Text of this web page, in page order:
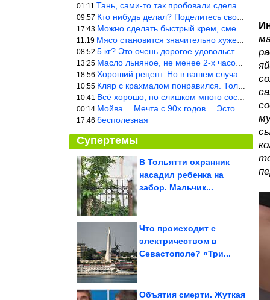
01:11 Тань, сами-то так пробовали сделать? Ерунда же получится. Нет, с
09:57 Кто нибудь делал? Поделитесь своими результатами!!!
17:43 Можно сделать быстрый крем, смешав 2 банки вареной сгущенки со с
11:19 Мясо становится значительно хуже, когда долго лежит в морозилке
08:52 5 кг? Это очень дорогое удовольствие, исходя из цен на эту ягоду
13:25 Масло льняное, не менее 2-х часов. Писать надо по делу и подробн
18:56 Хороший рецепт. Но в вашем случае шницель получится парено-варен
10:55 Кляр с крахмалом понравился. Только я бы в воду добавил бы молок
10:41 Всё хорошо, но слишком много составляющих.
00:14 Мойва… Мечта с 90х годов… Эстония
17:46 бесполезная
Супертемы
Они почти не теряют в
надежных...
В Тольятти охранник
насадил ребенка на
забор. Мальчик...
Что происходит с
электричеством в
Севастополе? «Три...
Объятия смерти. Жуткая